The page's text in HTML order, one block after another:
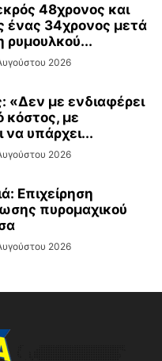
48χρονος και
ένας 34χρονος μετά
2026
«Δεν με ενδιαφέρει
κόστος, με
να υπάρχει...
2026
Επιχείρηση
πυρομαχικού
2026